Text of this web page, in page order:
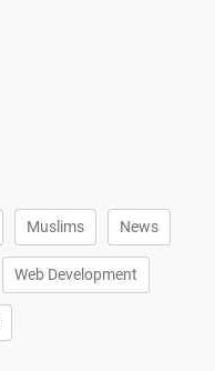
Muslims News
Web Development